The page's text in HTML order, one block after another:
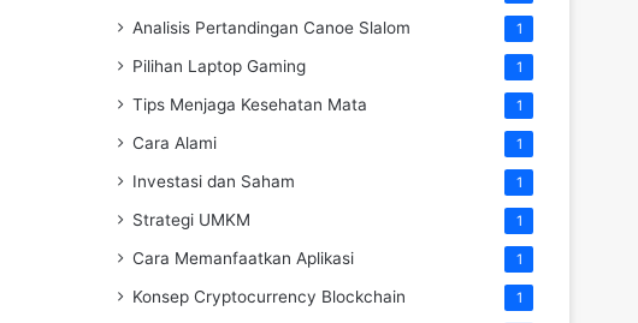
Analisis Pertandingan Canoe Slalom 1
Pilihan Laptop Gaming 1
Tips Menjaga Kesehatan Mata 1
Cara Alami 1
Investasi dan Saham 1
Strategi UMKM 1
Cara Memanfaatkan Aplikasi 1
Konsep Cryptocurrency Blockchain 1